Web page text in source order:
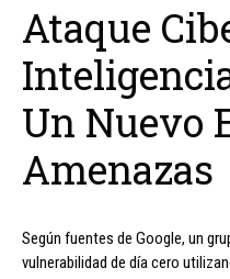
Ataque
Un Nuevo
Amenazas
Según fuentes de Google, un
vulnerabilidad de día cero